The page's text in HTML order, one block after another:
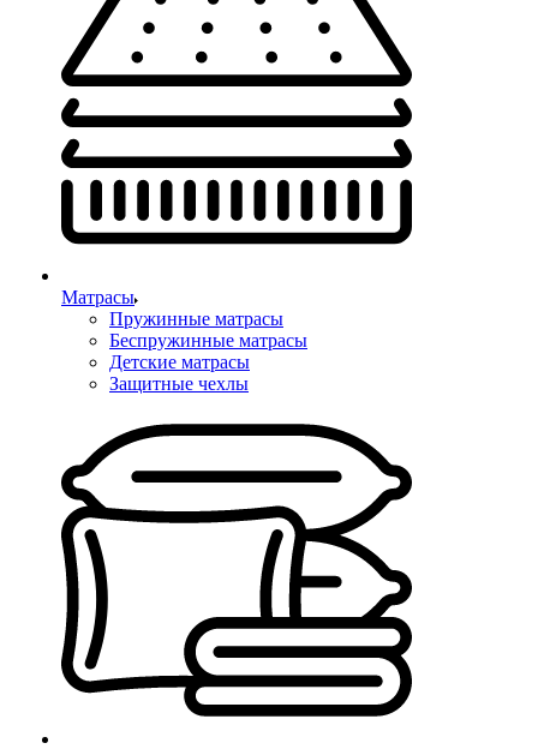
Матрасы
Пружинные матрасы
Беспружинные матрасы
Детские матрасы
Защитные чехлы